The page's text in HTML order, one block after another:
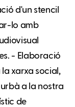
d'un stencil
lo amb
- Elaboració
xarxa social,
a la nostra
de